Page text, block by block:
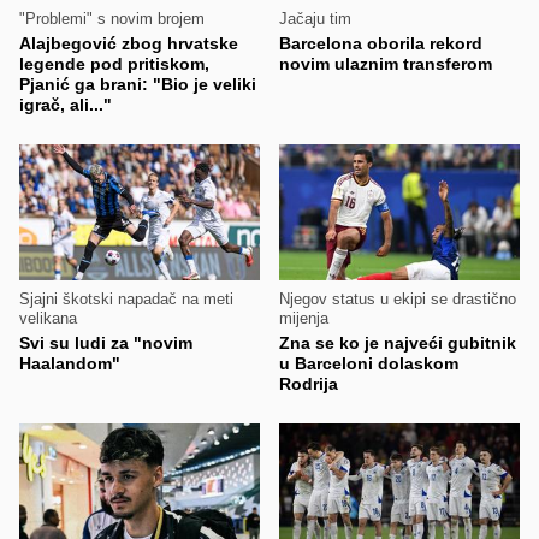
"Problemi" s novim brojem
Alajbegović zbog hrvatske
legende pod pritiskom,
Pjanić ga brani: "Bio je veliki
igrač, ali..."
Jačaju tim
Barcelona oborila rekord
novim ulaznim transferom
Sjajni škotski napadač na meti
velikana
Svi su ludi za "novim
Haalandom"
Njegov status u ekipi se drastično
mijenja
Zna se ko je najveći gubitnik
u Barceloni dolaskom
Rodrija